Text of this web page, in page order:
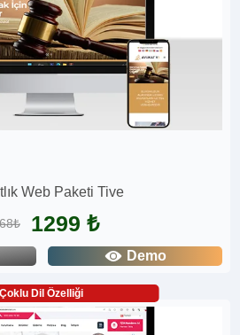
Web Paketi Tive
1299 ₺
Demo
Çoklu Dil Özelliği